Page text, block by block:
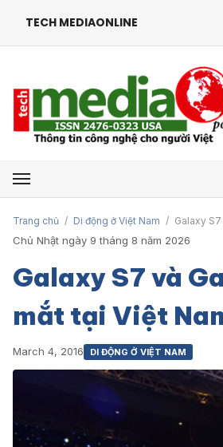
TECH MEDIAONLINE
Mở menu
Trang chủ / Di động ở Việt Nam / Galaxy
Chủ Nhật ngày 9 tháng 8 năm 2026
Galaxy S7 và
mắt tại Việt
March 4, 2016 DI ĐỘNG Ở VIỆT NAM